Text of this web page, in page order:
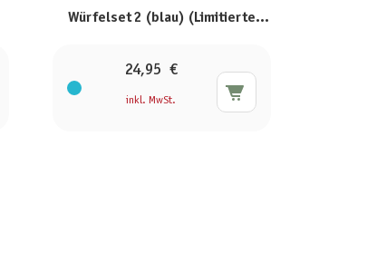
Würfelset 2 (blau) (Limitierte
24,95 €
inkl. MwSt.